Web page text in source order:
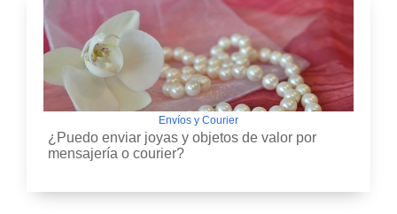
Envíos y Courier
¿Puedo enviar joyas y objetos de valor por
mensajería o courier?